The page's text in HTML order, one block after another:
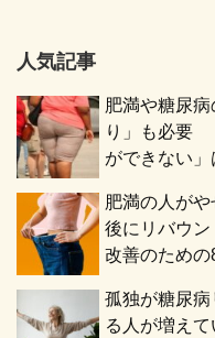
人気記事
肥満や糖尿
り」も必要
ができない」
肥満の人が
後にリバウ
改善のための
孤独が糖尿
る人が増え